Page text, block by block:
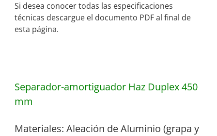
Si desea conocer todas las especificaciones
técnicas descargue el documento PDF al final de
esta página.
Separador-amortiguador Haz Duplex 450
mm
Materiales: Aleación de Aluminio (grapa y